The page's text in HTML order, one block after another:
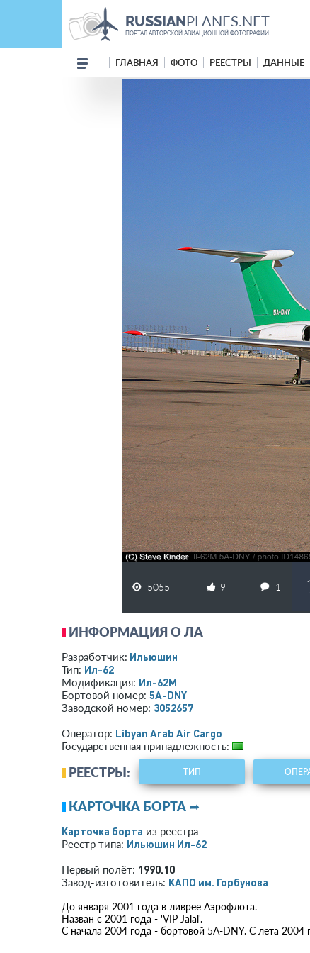
RUSSIANPLANES.NET
ПОРТАЛ АВТОРСКОЙ АВИАЦИОННОЙ ФОТОГРАФИИ
ГЛАВНАЯ ФОТО РЕЕСТРЫ ДАННЫЕ
5055 9 1
ИНФОРМАЦИЯ О ЛА
Разработчик: Ильюшин
Тип: Ил-62
Модификация: Ил-62М
Бортовой номер: 5A-DNY
Заводской номер: 3052657
Оператор: Libyan Arab Air Cargo
Государственная принадлежность:
РЕЕСТРЫ: ТИП
КАРТОЧКА БОРТА ➦
Карточка борта из реестра
Реестр типа: Ильюшин Ил-62
Первый полёт: 1990.10
Завод-изготовитель: КАПО им. Горбунова
До января 2001 года в ливрее Аэрофлота.
Назван с 2001 года - 'VIP Jalal'.
С начала 2004 года - бортовой 5A-DNY. С лета